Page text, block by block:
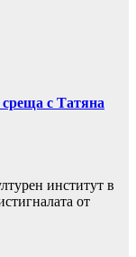
с Татяна
институт в
от